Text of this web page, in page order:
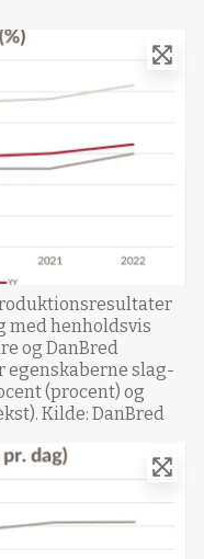
med henholdsvis
og DanBred
egenskaberne slag-
(procent) og
Kilde: DanBred